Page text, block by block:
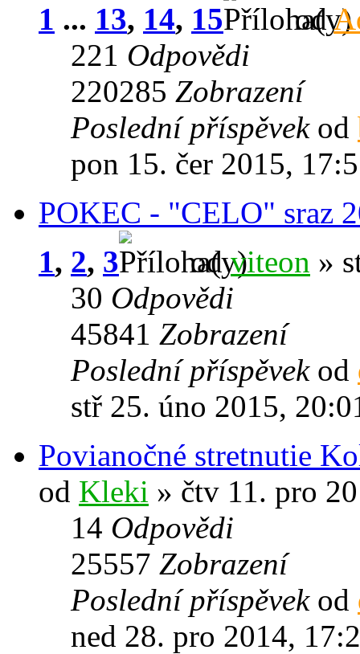
1 ... 13, 14, 15 od
221 Odpovědi
220285 Zobrazení
Poslední příspěvek od
pon 15. čer 2015,
POKEC - "CELO" sraz
1, 2, 3 odviteon »
30 Odpovědi
45841 Zobrazení
Poslední příspěvek od
stř 25. úno 2015,
Povianočné stretnutie
od Kleki » čtv 11. pro
14 Odpovědi
25557 Zobrazení
Poslední příspěvek od
ned 28. pro 2014,